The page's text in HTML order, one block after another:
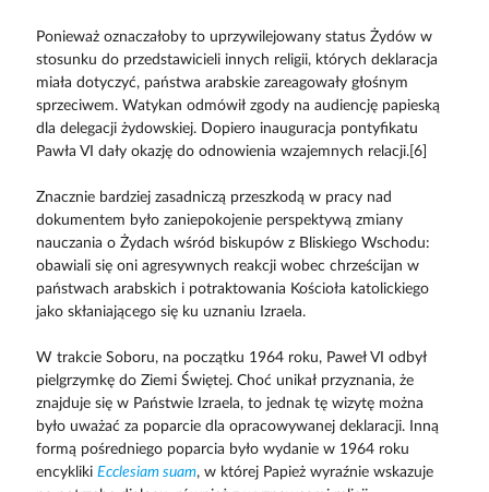
Ponieważ oznaczałoby to uprzywilejowany status Żydów w
stosunku do przedstawicieli innych religii, których deklaracja
miała dotyczyć, państwa arabskie zareagowały głośnym
sprzeciwem. Watykan odmówił zgody na audiencję papieską
dla delegacji żydowskiej. Dopiero inauguracja pontyfikatu
Pawła VI dały okazję do odnowienia wzajemnych relacji.[6]
Znacznie bardziej zasadniczą przeszkodą w pracy nad
dokumentem było zaniepokojenie perspektywą zmiany
nauczania o Żydach wśród biskupów z Bliskiego Wschodu:
obawiali się oni agresywnych reakcji wobec chrześcijan w
państwach arabskich i potraktowania Kościoła katolickiego
jako skłaniającego się ku uznaniu Izraela.
W trakcie Soboru, na początku 1964 roku, Paweł VI odbył
pielgrzymkę do Ziemi Świętej. Choć unikał przyznania, że
znajduje się w Państwie Izraela, to jednak tę wizytę można
było uważać za poparcie dla opracowywanej deklaracji. Inną
formą pośredniego poparcia było wydanie w 1964 roku
encykliki Ecclesiam suam, w której Papież wyraźnie wskazuje